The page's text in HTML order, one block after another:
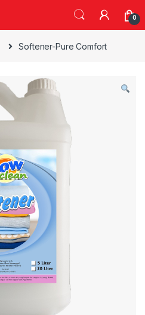
0
Softener-Pure Comfort